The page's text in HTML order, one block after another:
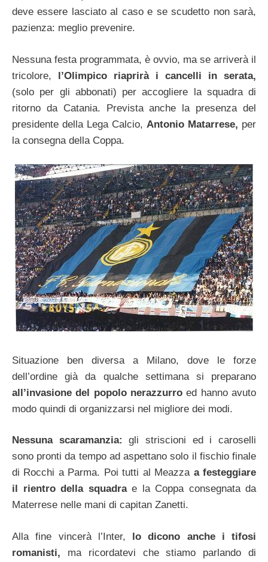
deve essere lasciato al caso e se scudetto non sarà,
pazienza: meglio prevenire.
Nessuna festa programmata, è ovvio, ma se arriverà il
tricolore, l’Olimpico riaprirà i cancelli in serata,
(solo per gli abbonati) per accogliere la squadra di
ritorno da Catania. Prevista anche la presenza del
presidente della Lega Calcio, Antonio Matarrese, per
la consegna della Coppa.
Situazione ben diversa a Milano, dove le forze
dell’ordine già da qualche settimana si preparano
all’invasione del popolo nerazzurro ed hanno avuto
modo quindi di organizzarsi nel migliore dei modi.
Nessuna scaramanzia: gli striscioni ed i caroselli
sono pronti da tempo ad aspettano solo il fischio finale
di Rocchi a Parma. Poi tutti al Meazzaa festeggiare
il rientro della squadrae la Coppa consegnata da
Materrese nelle mani di capitan Zanetti.
Alla fine vincerà l’Inter, lo dicono anche i tifosi
romanisti, ma ricordatevi che stiamo parlando di